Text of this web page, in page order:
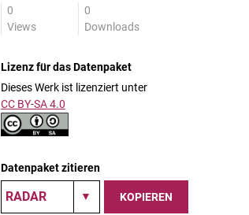
0
Views
0
Downloads
Lizenz für das Datenpaket
Dieses Werk ist lizenziert unter
CC BY-SA 4.0
Datenpaket zitieren
KOPIEREN